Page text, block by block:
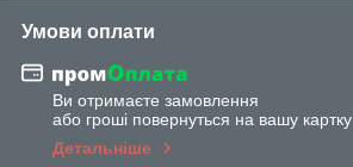
Умови оплати
Ви отримаєте замовлення
або гроші повернуться на вашу картку
Детальніше